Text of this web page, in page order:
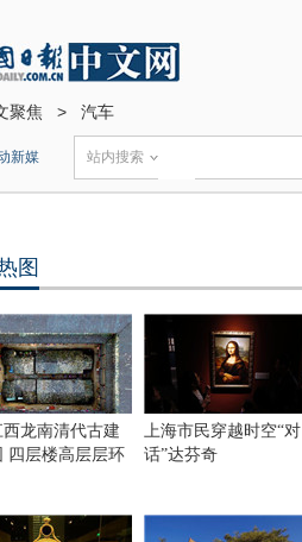
聚焦 > 汽车
新媒 站内搜索
图
龙南清代古建
四层楼高层层环
上海市民穿越时空“对
话”达芬奇